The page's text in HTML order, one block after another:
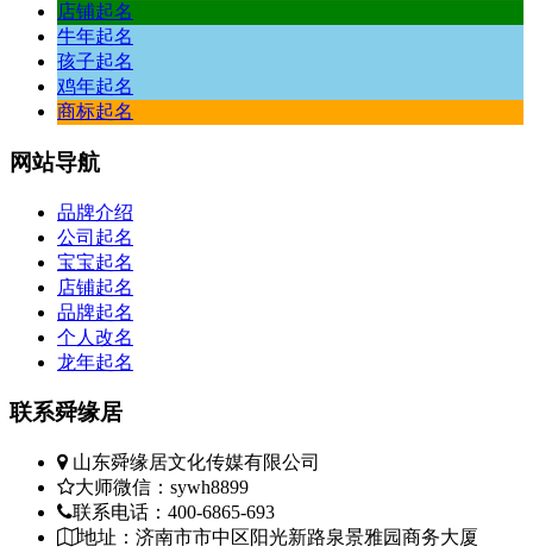
店铺起名
牛年起名
孩子起名
鸡年起名
商标起名
网站导航
品牌介绍
公司起名
宝宝起名
店铺起名
品牌起名
个人改名
龙年起名
联系舜缘居
山东舜缘居文化传媒有限公司
大师微信：sywh8899
联系电话：400-6865-693
地址：济南市市中区阳光新路泉景雅园商务大厦